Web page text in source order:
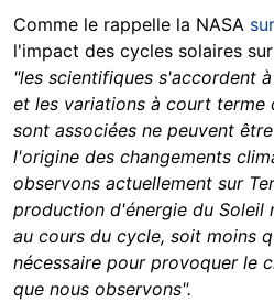
Comme le rappelle la NASA
l'impact des cycles solaires
"les scientifiques s'accordent
et les variations à court terme
sont associées ne peuvent
l'origine des changements
observons actuellement sur
production d'énergie du Soleil
au cours du cycle, soit moins
nécessaire pour provoquer le
que nous observons".